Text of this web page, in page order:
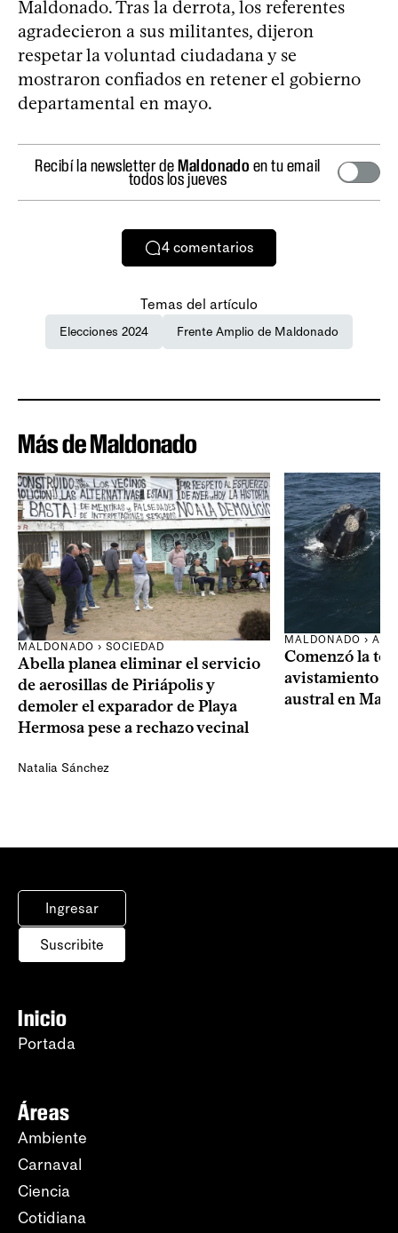
Maldonado. Tras la derrota, los referentes
agradecieron a sus militantes, dijeron
respetar la voluntad ciudadana y se
mostraron confiados en retener el gobierno
departamental en mayo.
Recibí la newsletter deMaldonado en tu email
todos los jueves
4 comentarios
Temas del artículo
Elecciones 2024 Frente Amplio de Maldonado
Más de Maldonado
MALDONADO › SOCIEDAD
Abella planea eliminar el servicio
de aerosillas de Piriápolis y
demoler el exparador de Playa
Hermosa pese a rechazo vecinal
Natalia Sánchez
MALDONADO ›
Comenzó la
avistamiento
austral en
Ingresar
Suscribite
Inicio
Portada
Áreas
Ambiente
Carnaval
Ciencia
Cotidiana